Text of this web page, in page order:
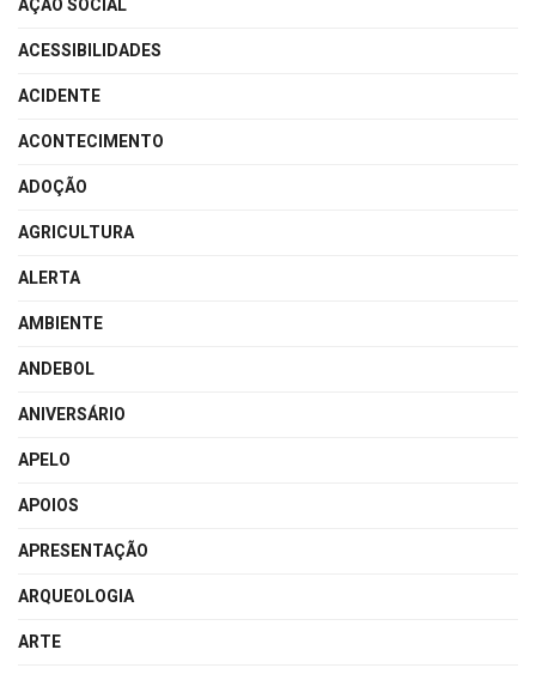
AÇÃO SOCIAL
ACESSIBILIDADES
ACIDENTE
ACONTECIMENTO
ADOÇÃO
AGRICULTURA
ALERTA
AMBIENTE
ANDEBOL
ANIVERSÁRIO
APELO
APOIOS
APRESENTAÇÃO
ARQUEOLOGIA
ARTE